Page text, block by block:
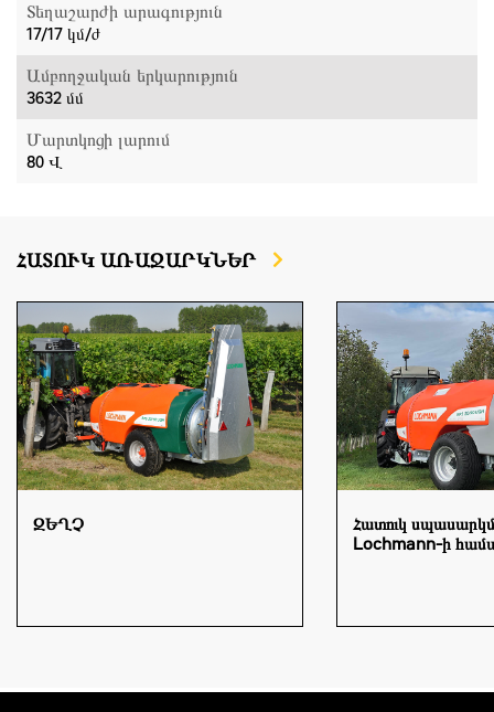
Տեղաշարժի արագություն
17/17 կմ/ժ
Ամբողջական երկարություն
3632 մմ
Մարտկոցի լարում
80 Վ
ՀԱՏՈՒԿ ԱՌԱՋԱՐԿՆԵՐ
ԶԵՂՉ
Հատուկ
Lochmann-ի